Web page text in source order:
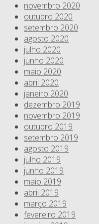
novembro 2020
outubro 2020
setembro 2020
agosto 2020
julho 2020
junho 2020
maio 2020
abril 2020
janeiro 2020
dezembro 2019
novembro 2019
outubro 2019
setembro 2019
agosto 2019
julho 2019
junho 2019
maio 2019
abril 2019
março 2019
fevereiro 2019